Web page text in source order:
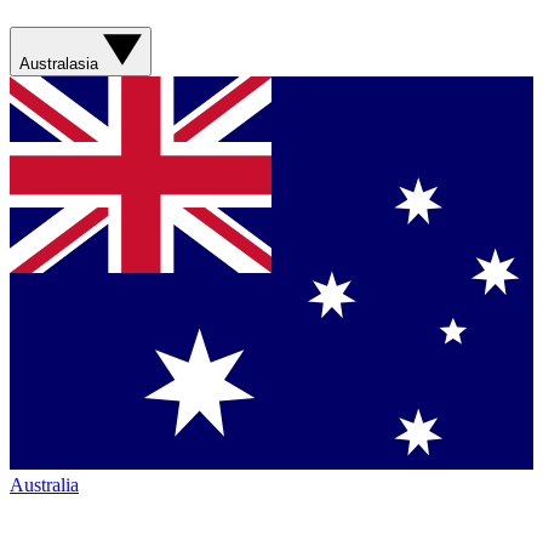
Australasia
Australia